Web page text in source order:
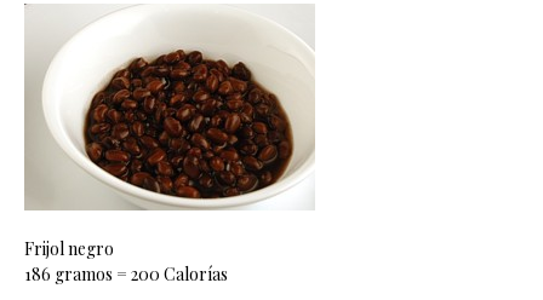
Frijol negro
186 gramos = 200 Calorías